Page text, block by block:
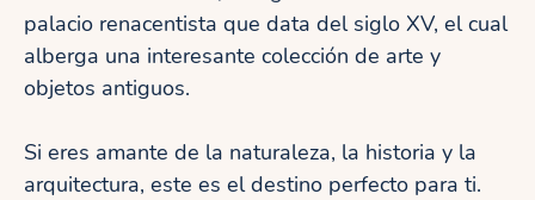
palacio renacentista que data del siglo XV, el cual
alberga una interesante colección de arte y
objetos antiguos.
Si eres amante de la naturaleza, la historia y la
arquitectura, este es el destino perfecto para ti.